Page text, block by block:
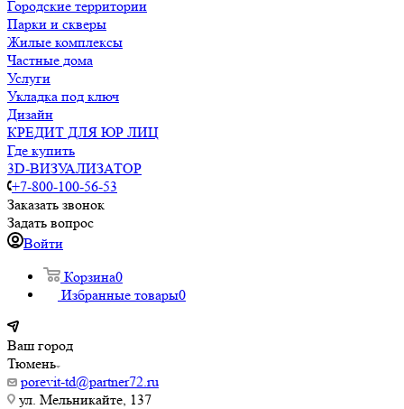
Городские территории
Парки и скверы
Жилые комплексы
Частные дома
Услуги
Укладка под ключ
Дизайн
КРЕДИТ ДЛЯ ЮР ЛИЦ
Где купить
3D-ВИЗУАЛИЗАТОР
+7-800-100-56-53
Заказать звонок
Задать вопрос
Войти
Корзина0
Избранные товары0
Ваш город
Тюмень
porevit-td@partner72.ru
ул. Мельникайте, 137